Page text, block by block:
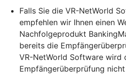
Falls Sie die VR-NetWorld
empfehlen wir Ihnen einen
Nachfolgeprodukt
bereits die
VR-NetWorld Software wird
Empfängerüberprüfung